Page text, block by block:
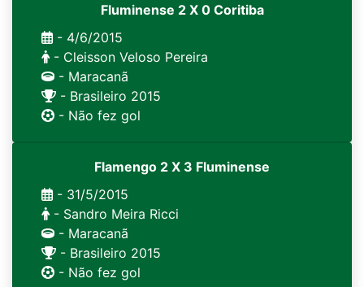
Fluminense 2 X 0 Coritiba
- 4/6/2015
- Cleisson Veloso Pereira
- Maracanã
- Brasileiro 2015
- Não fez gol
Flamengo 2 X 3 Fluminense
- 31/5/2015
- Sandro Meira Ricci
- Maracanã
- Brasileiro 2015
- Não fez gol